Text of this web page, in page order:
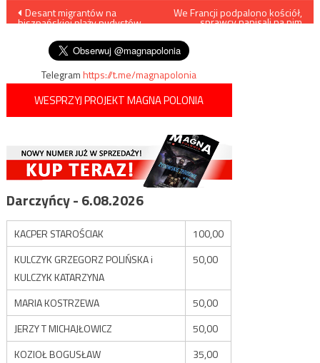
Nawigacja
wpisu
Desant migrantów na
hiszpańskiej plaży nudystów
We Francji podpalono kościół,
sprawcy napisali na nim
Telegramhttps://t.me/magnapolonia
WESPRZYJ PROJEKT MAGNA POLONIA
Darczyńcy - 6.08.2026
KACPER STAROŚCIAK
100,00
KULCZYK GRZEGORZ POLIŃSKA i
KULCZYK KATARZYNA
50,00
MARIA KOSTRZEWA
50,00
JERZY T MICHAJŁOWICZ
50,00
KOZIOŁ BOGUSŁAW
35,00